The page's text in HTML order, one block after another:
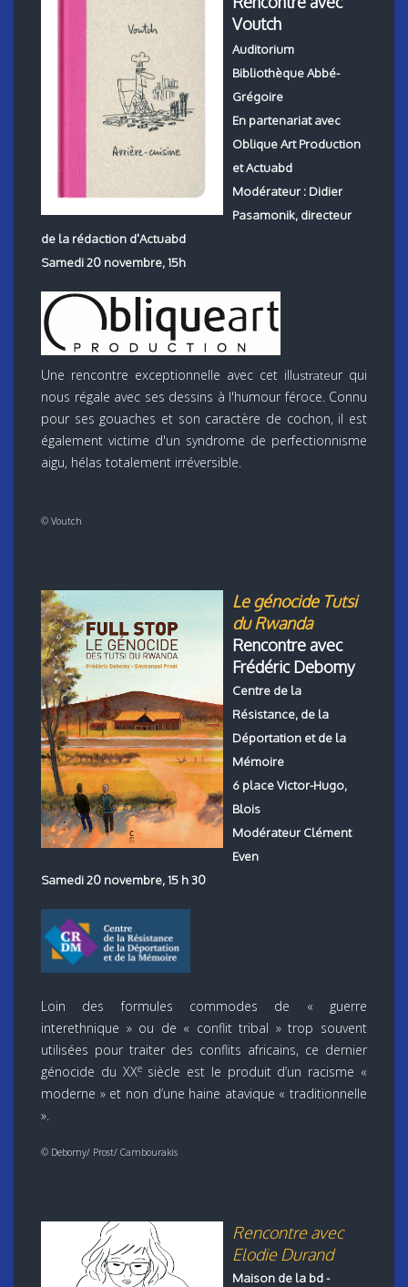
Voutch
Auditorium
Bibliothèque Abbé-
Grégoire
En partenariat avec
Oblique Art Production
et Actuabd
Modérateur : Didier
Pasamonik, directeur
de la rédaction d'Actuabd
Samedi 20 novembre, 15h
Une rencontre exceptionnelle avec cet illustrateur qui
nous régale avec ses dessins à l'humour féroce. Connu
pour ses gouaches et son caractère de cochon, il est
également victime d'un syndrome de perfectionnisme
aigu, hélas totalement irréversible.
© Voutch
Le génocide Tutsi
du Rwanda
Rencontre avec
Frédéric Debomy
Centre de la
Résistance, de la
Déportation et de la
Mémoire
6 place Victor-Hugo,
Blois
Modérateur Clément
Even
Samedi 20 novembre, 15 h 30
Loin des formules commodes de « guerre
interethnique » ou de « conflit tribal » trop souvent
utilisées pour traiter des conflits africains, ce dernier
génocide du XXesiècle est le produit d’un racisme «
moderne » et non d’une haine atavique « traditionnelle
».
© Debomy/ Prost/ Cambourakis
Rencontre avec
Elodie Durand
Maison de la bd -